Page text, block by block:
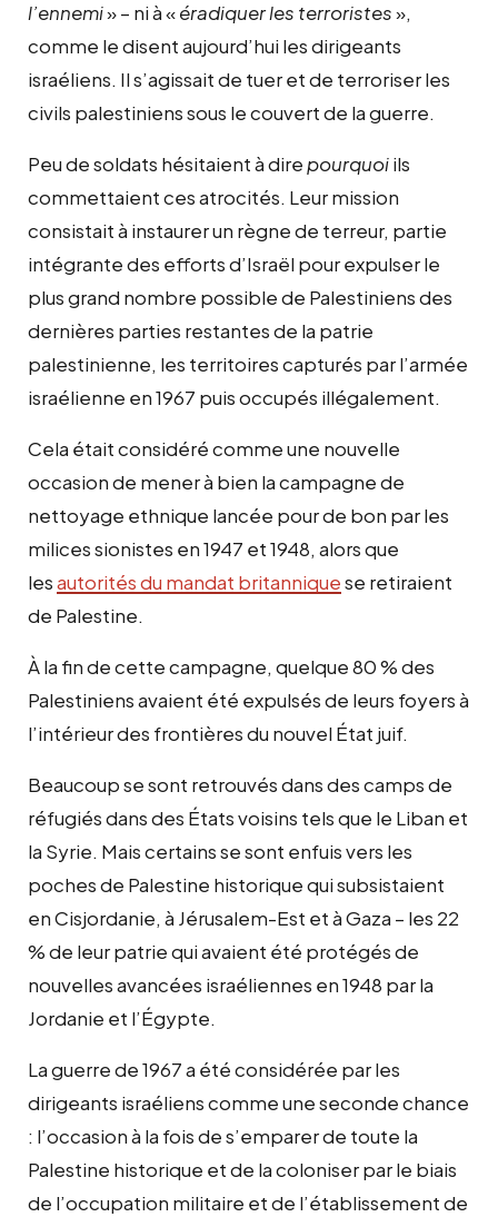
l’ennemi» – ni à «éradiquer les terroristes»,
comme le disent aujourd’hui les dirigeants
israéliens. Il s’agissait de tuer et de terroriser les
civils palestiniens sous le couvert de la guerre.
Peu de soldats hésitaient à direpourquoiils
commettaient ces atrocités. Leur mission
consistait à instaurer un règne de terreur, partie
intégrante des efforts d’Israël pour expulser le
plus grand nombre possible de Palestiniens des
dernières parties restantes de la patrie
palestinienne, les territoires capturés par l’armée
israélienne en 1967 puis occupés illégalement.
Cela était considéré comme une nouvelle
occasion de mener à bien la campagne de
nettoyage ethnique lancée pour de bon par les
milices sionistes en 1947 et 1948, alors que
lesautorités du mandat britanniquese retiraient
de Palestine.
À la fin de cette campagne, quelque 80 % des
Palestiniens avaient été expulsés de leurs foyers à
l’intérieur des frontières du nouvel État juif.
Beaucoup se sont retrouvés dans des camps de
réfugiés dans des États voisins tels que le Liban et
la Syrie. Mais certains se sont enfuis vers les
poches de Palestine historique qui subsistaient
en Cisjordanie, à Jérusalem-Est et à Gaza – les 22
% de leur patrie qui avaient été protégés de
nouvelles avancées israéliennes en 1948 par la
Jordanie et l’Égypte.
La guerre de 1967 a été considérée par les
dirigeants israéliens comme une seconde chance
: l’occasion à la fois de s’emparer de toute la
Palestine historique et de la coloniser par le biais
de l’occupation militaire et de l’établissement de